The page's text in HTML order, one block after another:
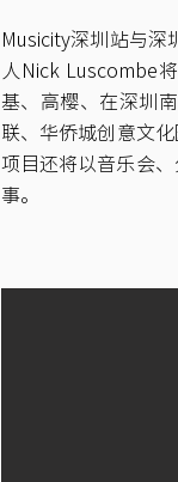
Musicity深圳站与
人Nick Luscombe
基、高樱、在深圳
联、华侨城创意文
项目还将以音乐会
事。